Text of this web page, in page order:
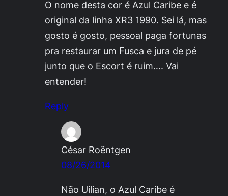
O nome desta cor é Azul Caribe e é
original da linha XR3 1990. Sei lá, mas
gosto é gosto, pessoal paga fortunas
pra restaurar um Fusca e jura de pé
junto que o Escort é ruim…. Vai
entender!
Reply
César Roëntgen
08/26/2014
Não Uilian, o Azul Caribe é